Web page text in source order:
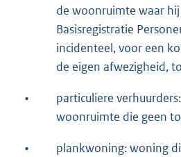
de woonruimte waar
Basisregistratie
incidenteel, voor een
de eigen afwezigheid,
•
particuliere
woonruimte die geen
•
plankwoning: woning